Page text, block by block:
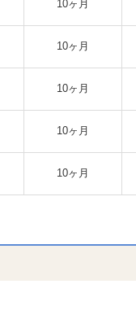
10ヶ月
10ヶ月
10ヶ月
10ヶ月
10ヶ月